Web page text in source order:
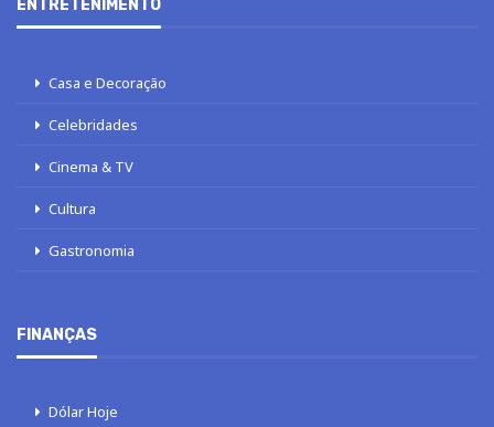
ENTRETENIMENTO
Casa e Decoração
Celebridades
Cinema & TV
Cultura
Gastronomia
FINANÇAS
Dólar Hoje